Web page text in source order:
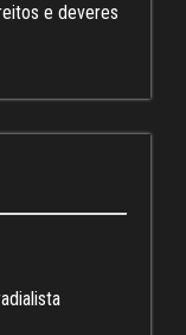
e deveres